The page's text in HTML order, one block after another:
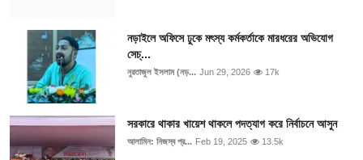
নড়াইলে অফিসে ঢুকে মৎস্য কর্মকর্তাকে মারধরের অভিযোগ
সেচ্...
নুরতাজুল ইসলাম (নড়... Jun 29, 2026 17k
সরকারে থাকার খায়েশ থাকলে পদত্যাগ করে নির্বাচনে আসুন
আলামিন: নিজস্ব প্র... Feb 19, 2025 13.5k